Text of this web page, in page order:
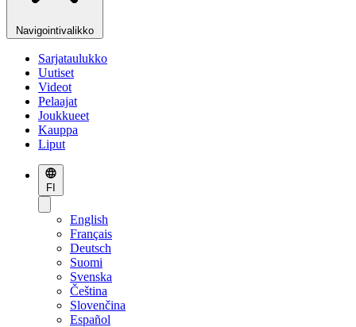
Navigointivalikko
Sarjataulukko
Uutiset
Videot
Pelaajat
Joukkueet
Kauppa
Liput
FI
English
Français
Deutsch
Suomi
Svenska
Čeština
Slovenčina
Español